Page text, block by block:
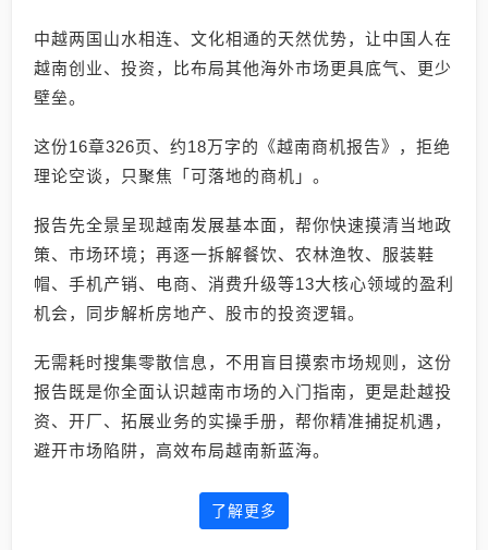
中越两国山水相连、文化相通的天然优势，让中国人在
越南创业、投资，比布局其他海外市场更具底气、更少
壁垒。
这份16章326页、约18万字的《越南商机报告》，拒绝
理论空谈，只聚焦「可落地的商机」。
报告先全景呈现越南发展基本面，帮你快速摸清当地政
策、市场环境；再逐一拆解餐饮、农林渔牧、服装鞋
帽、手机产销、电商、消费升级等13大核心领域的盈利
机会，同步解析房地产、股市的投资逻辑。
无需耗时搜集零散信息，不用盲目摸索市场规则，这份
报告既是你全面认识越南市场的入门指南，更是赴越投
资、开厂、拓展业务的实操手册，帮你精准捕捉机遇，
避开市场陷阱，高效布局越南新蓝海。
了解更多